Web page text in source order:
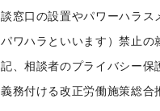
談窓口の設置やパワーハラス
パワハラといいます）禁止の
記、相談者のプライバシー保
義務付ける改正労働施策総合